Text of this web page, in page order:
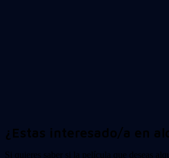
¿Estas interesado/a en
Si quieres saber si la película que deseas